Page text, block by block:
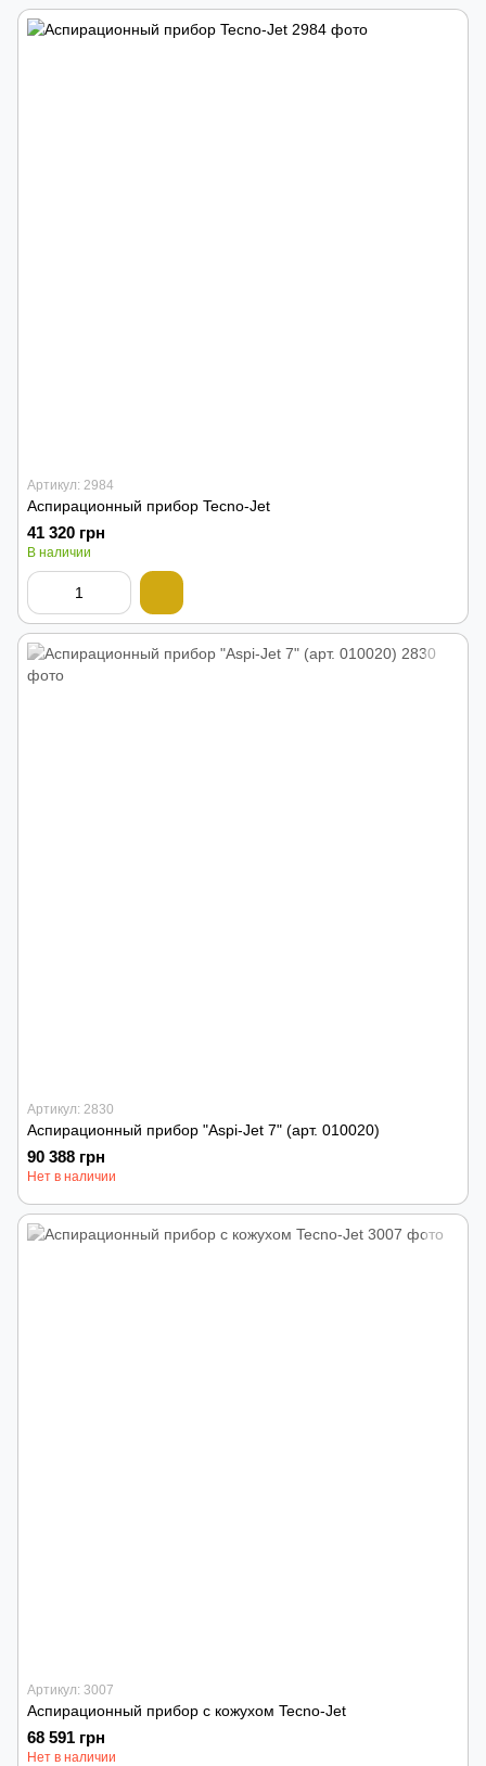
Артикул: 2984
Аспирационный прибор Tecno-Jet
41 320 грн
В наличии
Артикул: 2830
Аспирационный прибор "Aspi-Jet 7" (арт. 010020)
90 388 грн
Нет в наличии
Артикул: 3007
Аспирационный прибор с кожухом Tecno-Jet
68 591 грн
Нет в наличии